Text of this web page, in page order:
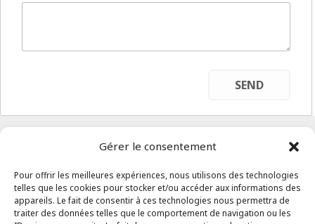
Gérer le consentement
Pour offrir les meilleures expériences, nous utilisons des technologies
telles que les cookies pour stocker et/ou accéder aux informations des
appareils. Le fait de consentir à ces technologies nous permettra de
traiter des données telles que le comportement de navigation ou les
Materiel
Services
Blog